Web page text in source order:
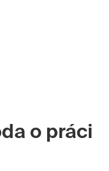
o práci